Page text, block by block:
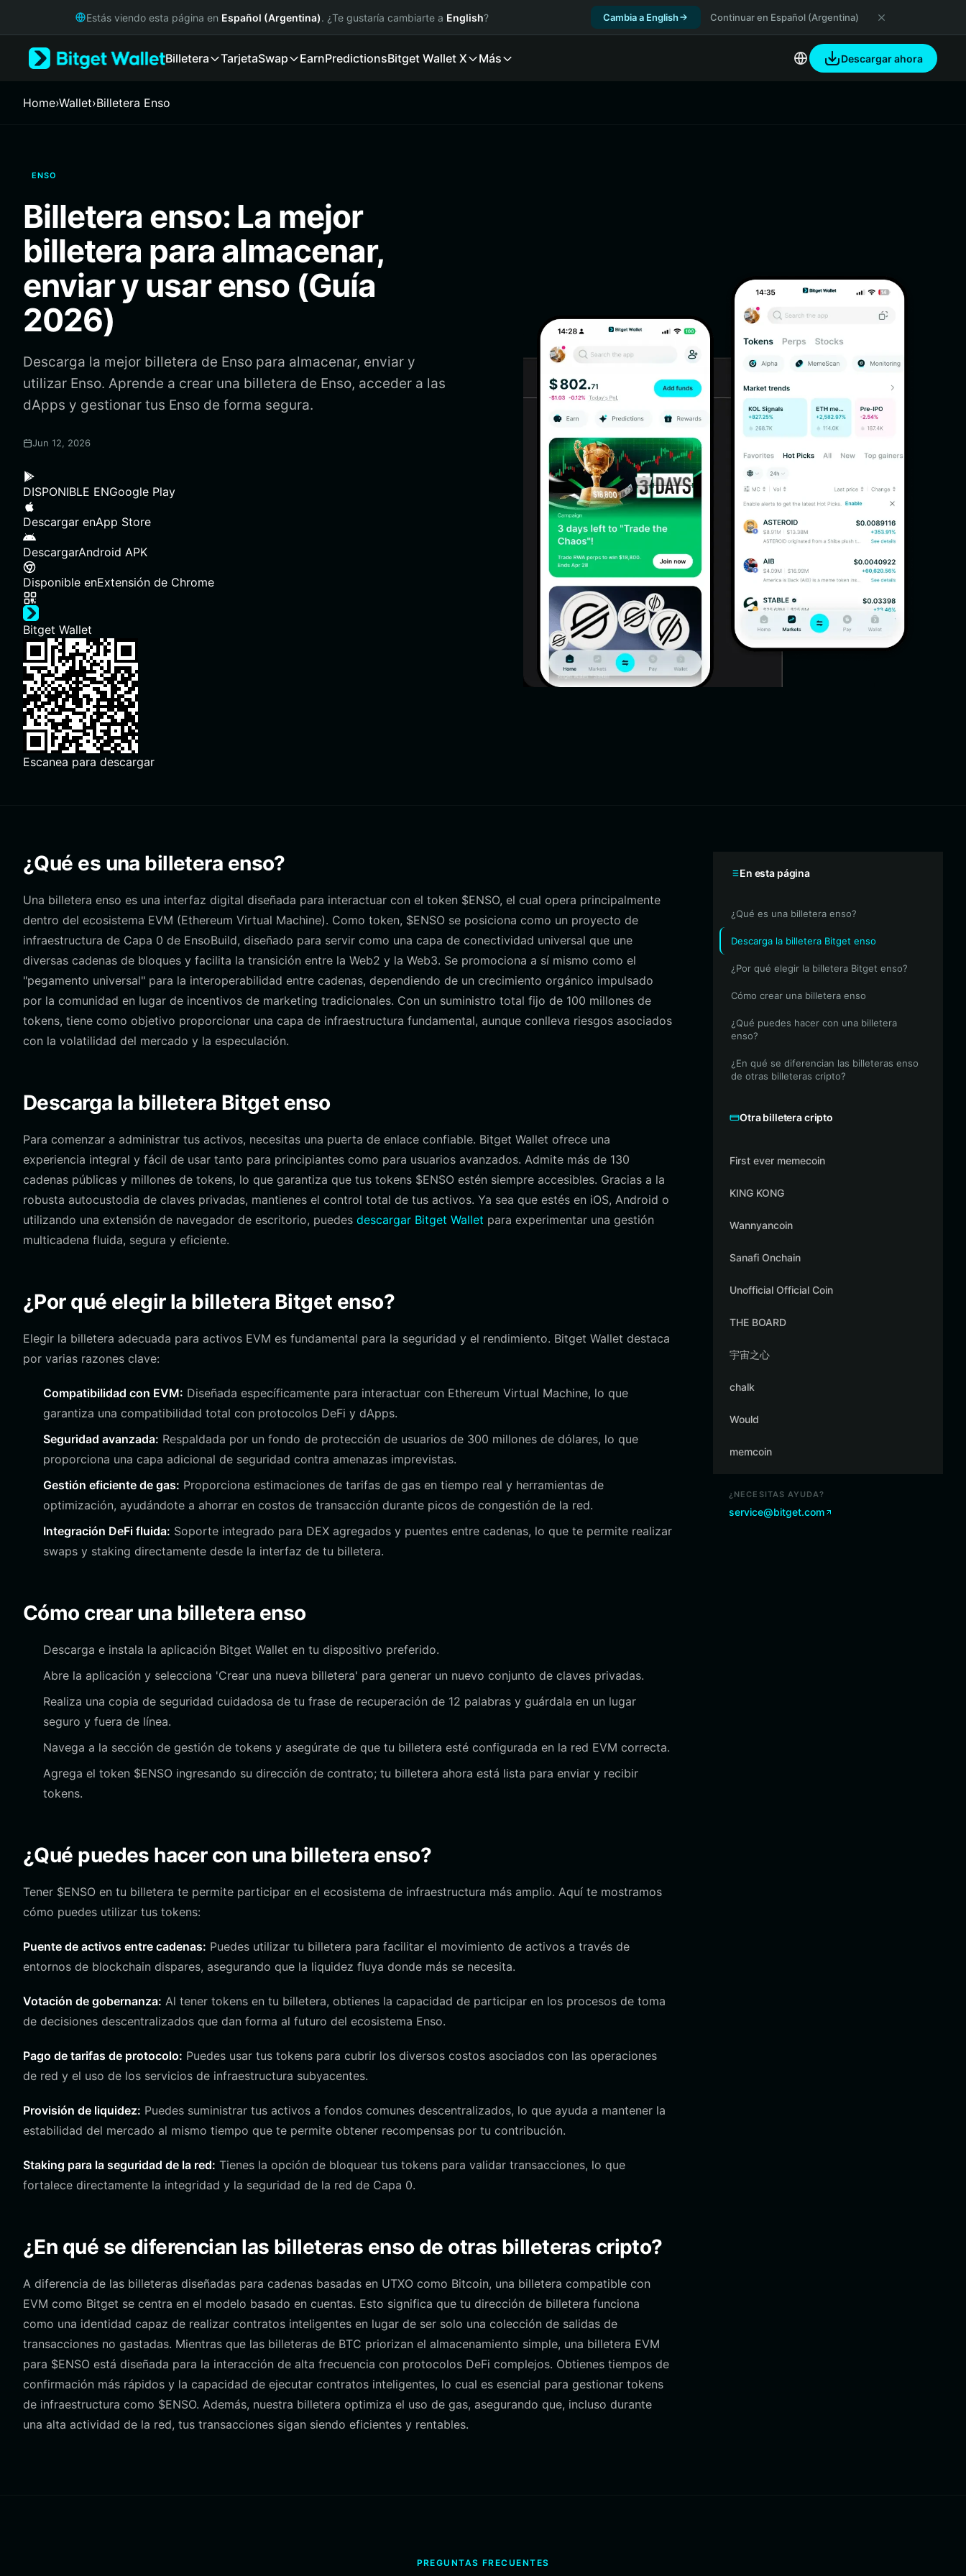
Русский
Italiano
繁體中文
Bahasa Indonesia
ภาษาไทย
Español
Português (Brasil)
Español (Argentina)
Estás viendo esta página en Español (Argentina). ¿Te gustaría cambiarte a English? Cambia a English Continuar en Español (Argentina)
Billetera TarjetaSwap EarnPredictionsBitget Wallet X Más Descargar ahora
Home›Wallet›Billetera Enso
ENSO
Billetera enso: La mejor
billetera para almacenar,
enviar y usar enso (Guía
2026)
Descarga la mejor billetera de Enso para almacenar, enviar y
utilizar Enso. Aprende a crear una billetera de Enso, acceder a las
dApps y gestionar tus Enso de forma segura.
Jun 12, 2026
DISPONIBLE ENGoogle Play
Descargar enApp Store
DescargarAndroid APK
Disponible enExtensión de Chrome
Bitget Wallet
Escanea para descargar
¿Qué es una billetera enso?
Una billetera enso es una interfaz digital diseñada para interactuar con el token $ENSO, el cual opera principalmente
dentro del ecosistema EVM (Ethereum Virtual Machine). Como token, $ENSO se posiciona como un proyecto de
infraestructura de Capa 0 de EnsoBuild, diseñado para servir como una capa de conectividad universal que une
diversas cadenas de bloques y facilita la transición entre la Web2 y la Web3. Se promociona a sí mismo como el
"pegamento universal" para la interoperabilidad entre cadenas, dependiendo de un crecimiento orgánico impulsado
por la comunidad en lugar de incentivos de marketing tradicionales. Con un suministro total fijo de 100 millones de
tokens, tiene como objetivo proporcionar una capa de infraestructura fundamental, aunque conlleva riesgos asociados
con la volatilidad del mercado y la especulación.
Descarga la billetera Bitget enso
Para comenzar a administrar tus activos, necesitas una puerta de enlace confiable. Bitget Wallet ofrece una
experiencia integral y fácil de usar tanto para principiantes como para usuarios avanzados. Admite más de 130
cadenas públicas y millones de tokens, lo que garantiza que tus tokens $ENSO estén siempre accesibles. Gracias a la
robusta autocustodia de claves privadas, mantienes el control total de tus activos. Ya sea que estés en iOS, Android o
utilizando una extensión de navegador de escritorio, puedes descargar Bitget Wallet para experimentar una gestión
multicadena fluida, segura y eficiente.
¿Por qué elegir la billetera Bitget enso?
Elegir la billetera adecuada para activos EVM es fundamental para la seguridad y el rendimiento. Bitget Wallet destaca
por varias razones clave:
Compatibilidad con EVM: Diseñada específicamente para interactuar con Ethereum Virtual Machine, lo que
garantiza una compatibilidad total con protocolos DeFi y dApps.
Seguridad avanzada: Respaldada por un fondo de protección de usuarios de 300 millones de dólares, lo que
proporciona una capa adicional de seguridad contra amenazas imprevistas.
Gestión eficiente de gas: Proporciona estimaciones de tarifas de gas en tiempo real y herramientas de
optimización, ayudándote a ahorrar en costos de transacción durante picos de congestión de la red.
Integración DeFi fluida: Soporte integrado para DEX agregados y puentes entre cadenas, lo que te permite realizar
swaps y staking directamente desde la interfaz de tu billetera.
Cómo crear una billetera enso
Descarga e instala la aplicación Bitget Wallet en tu dispositivo preferido.
Abre la aplicación y selecciona 'Crear una nueva billetera' para generar un nuevo conjunto de claves privadas.
Realiza una copia de seguridad cuidadosa de tu frase de recuperación de 12 palabras y guárdala en un lugar
seguro y fuera de línea.
Navega a la sección de gestión de tokens y asegúrate de que tu billetera esté configurada en la red EVM correcta.
Agrega el token $ENSO ingresando su dirección de contrato; tu billetera ahora está lista para enviar y recibir
tokens.
¿Qué puedes hacer con una billetera enso?
Tener $ENSO en tu billetera te permite participar en el ecosistema de infraestructura más amplio. Aquí te mostramos
cómo puedes utilizar tus tokens:
Puente de activos entre cadenas: Puedes utilizar tu billetera para facilitar el movimiento de activos a través de
entornos de blockchain dispares, asegurando que la liquidez fluya donde más se necesita.
Votación de gobernanza: Al tener tokens en tu billetera, obtienes la capacidad de participar en los procesos de toma
de decisiones descentralizados que dan forma al futuro del ecosistema Enso.
Pago de tarifas de protocolo: Puedes usar tus tokens para cubrir los diversos costos asociados con las operaciones
de red y el uso de los servicios de infraestructura subyacentes.
Provisión de liquidez: Puedes suministrar tus activos a fondos comunes descentralizados, lo que ayuda a mantener la
estabilidad del mercado al mismo tiempo que te permite obtener recompensas por tu contribución.
Staking para la seguridad de la red: Tienes la opción de bloquear tus tokens para validar transacciones, lo que
fortalece directamente la integridad y la seguridad de la red de Capa 0.
¿En qué se diferencian las billeteras enso de otras billeteras cripto?
A diferencia de las billeteras diseñadas para cadenas basadas en UTXO como Bitcoin, una billetera compatible con
EVM como Bitget se centra en el modelo basado en cuentas. Esto significa que tu dirección de billetera funciona
como una identidad capaz de realizar contratos inteligentes en lugar de ser solo una colección de salidas de
transacciones no gastadas. Mientras que las billeteras de BTC priorizan el almacenamiento simple, una billetera EVM
para $ENSO está diseñada para la interacción de alta frecuencia con protocolos DeFi complejos. Obtienes tiempos de
confirmación más rápidos y la capacidad de ejecutar contratos inteligentes, lo cual es esencial para gestionar tokens
de infraestructura como $ENSO. Además, nuestra billetera optimiza el uso de gas, asegurando que, incluso durante
una alta actividad de la red, tus transacciones sigan siendo eficientes y rentables.
En esta página
¿Qué es una billetera enso?
Descarga la billetera Bitget enso
¿Por qué elegir la billetera Bitget enso?
Cómo crear una billetera enso
¿Qué puedes hacer con una billetera
enso?
¿En qué se diferencian las billeteras enso
de otras billeteras cripto?
Otra billetera cripto
First ever memecoin
KING KONG
Wannyancoin
Sanafi Onchain
Unofficial Official Coin
THE BOARD
宇宙之心
chalk
Would
memcoin
¿NECESITAS AYUDA?
service@bitget.com
PREGUNTAS FRECUENTES